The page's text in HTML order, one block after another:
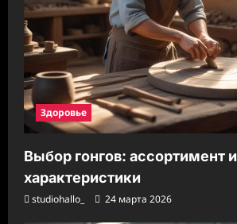
Здоровье
Выбор гонгов: ассортимент и
характеристики
studiohallo_ 24 марта 2026